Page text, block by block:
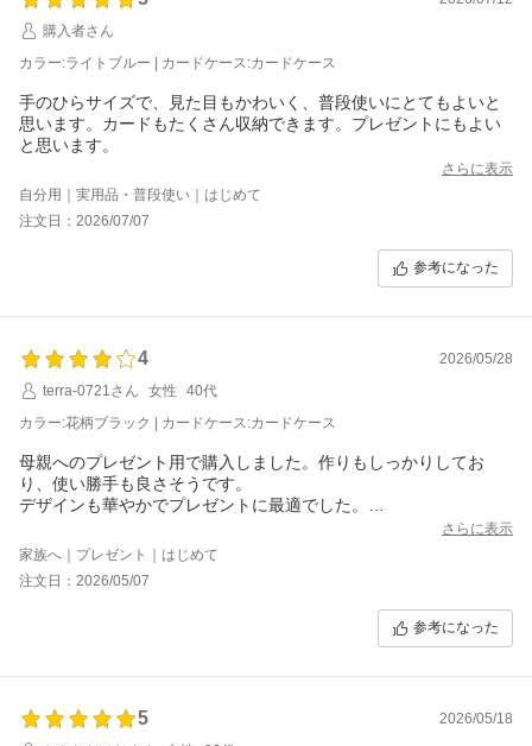
購入者さん
カラー:ライトブルー | カードケース:カードケース
手のひらサイズで、見た目もかわいく、普段使いにとてもよいと
思います。カードもたくさん収納できます。プレゼントにもよい
と思います。
さらに表示
自分用｜実用品・普段使い｜はじめて
注文日：2026/07/07
参考になった
4
2026/05/28
terra-0721さん
女性
40代
カラー:花柄ブラック | カードケース:カードケース
母親へのプレゼント用で購入しました。作りもしっかりしてお
り、使い勝手も良さそうです。
デザインも華やかでプレゼントに最適でした。
さらに表示
家族へ｜プレゼント｜はじめて
注文日：2026/05/07
参考になった
5
2026/05/18